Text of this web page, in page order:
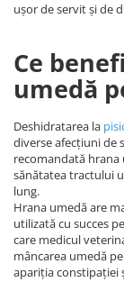
ușor de servit și de
Ce
umedă
Deshidratarea la
diverse afecțiuni de
recomandată
sănătatea tractului
lung.
Hrana umedă are
utilizată cu succes
care medicul
mâncarea umedă
apariția constipației